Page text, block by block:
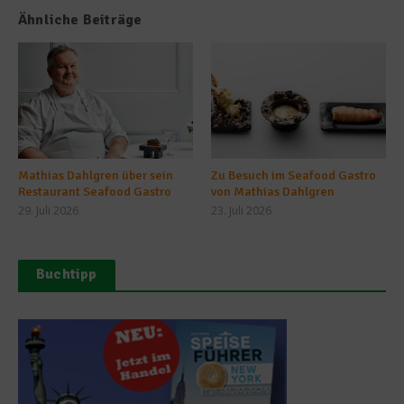
Ähnliche Beiträge
Mathias Dahlgren über sein
Restaurant Seafood Gastro
29. Juli 2026
Zu Besuch im Seafood Gastro
von Mathias Dahlgren
23. Juli 2026
Buchtipp